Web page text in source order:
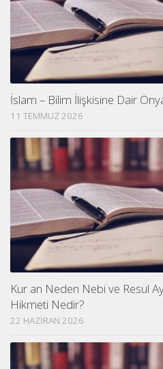
İslam – Bilim İlişkisine Dair
11 TEMMUZ 2026
Kur an Neden Nebi ve Resul
Hikmeti Nedir?
22 HAZIRAN 2026